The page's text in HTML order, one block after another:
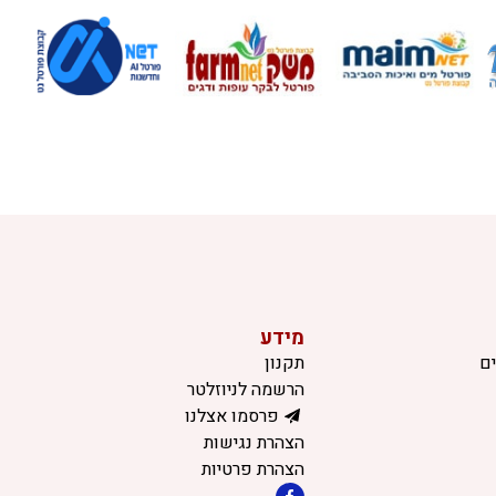
מידע
תקנון
הרשמה לניוזלטר
פרסמו אצלנו
הצהרת נגישות
הצהרת פרטיות